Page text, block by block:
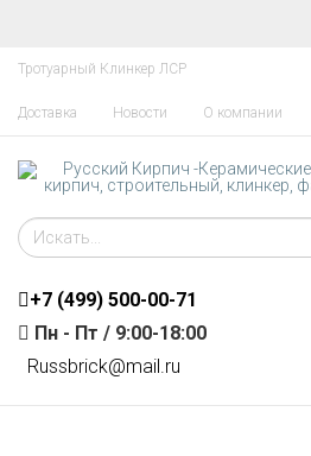
Тротуарный Клинкер ЛСР
Доставка Новости О компании
+7 (499) 500-00-71
Пн - Пт / 9:00-18:00
Russbrick@mail.ru